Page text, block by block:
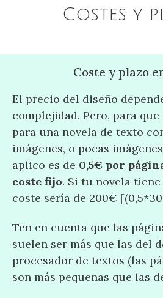
Costes y
Coste y plazo
El precio del diseño
complejidad. Pero, para
para una novela de texto
imágenes, o pocas
aplico es de 0,5€ por
coste fijo. Si tu novela
coste sería de 200€
Ten en cuenta que las
suelen ser más que las del
procesador de textos (las
son más pequeñas que las